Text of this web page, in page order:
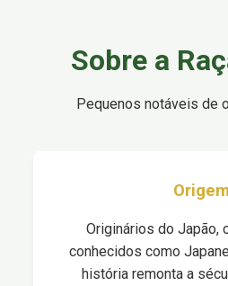
Sobre a
Pequenos notáveis de
Origem
Originários do Japão,
conhecidos como
história remonta a